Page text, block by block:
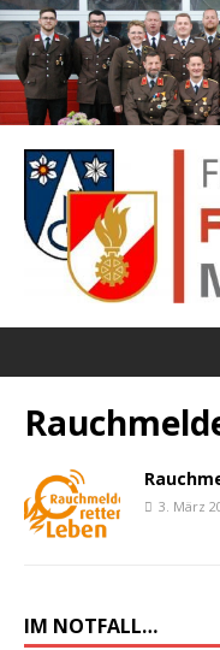
3. März
IM NOTFALL…